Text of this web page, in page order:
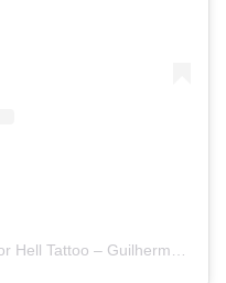
Uma publicação compartilhada por Hell Tattoo – Guilherme Neves – Tattoo Removal (@helltattoocuiaba)